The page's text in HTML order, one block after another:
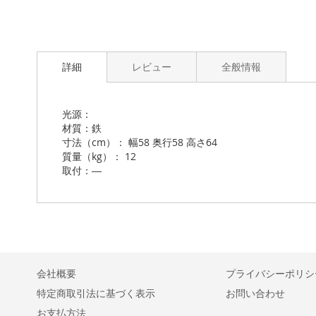
to
images
gallery
詳細
光源：
材質：鉄
寸法（cm）： 幅58 奥行58 高さ64
質量（kg）： 12
取付：―
レビュー 全般情報
会社概要
特定商取引法に基づく表示
お支払方法
プライバシーポリ
お問い合わせ